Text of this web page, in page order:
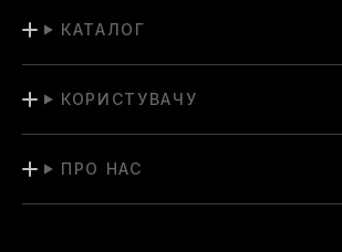
КАТАЛОГ
КОРИСТУВАЧУ
ПРО НАС